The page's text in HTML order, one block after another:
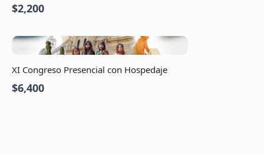
$2,200
XI Congreso Presencial con Hospedaje
$6,400